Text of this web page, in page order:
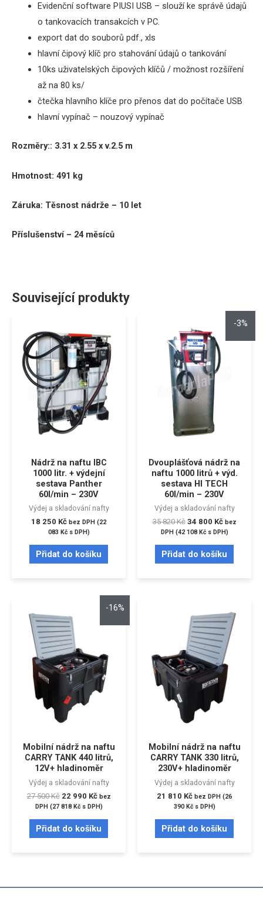
Evidenční software PIUSI USB – slouží ke správě údajů
o tankovacích transakcích v PC.
export dat do souborů pdf., xls
hlavní čipový klíč pro stahování údajů o tankování
10ks uživatelských čipových klíčů / možnost rozšíření
až na 80 ks/
čtečka hlavního klíče pro přenos dat do počítače USB
hlavní vypínač – nouzový vypínač
Rozměry:: 3.31 x 2.55 x v.2.5 m
Hmotnost: 491 kg
Záruka: Těsnost nádrže – 10 let
Příslušenství – 24 měsíců
Související produkty
Nádrž na naftu IBC
1000 litr. + výdejní
sestava Panther
60l/min – 230V
Výdej a skladování nafty
18 250 Kč bez DPH (22
083 Kčs DPH)
Přidat do košíku
-3%
Dvouplášťová nádrž na
naftu 1000 litrů + výd.
sestava HI TECH
60l/min – 230V
Výdej a skladování nafty
35 820Kč 34 800 Kč bez
DPH (42 108 Kčs DPH)
Přidat do košíku
-16%
Mobilní nádrž na naftu
CARRY TANK 440 litrů,
12V+ hladinoměr
Výdej a skladování nafty
27 500Kč 22 990 Kč bez
DPH (27 818 Kčs DPH)
Přidat do košíku
Mobilní nádrž na naftu
CARRY TANK 330 litrů,
230V+ hladinoměr
Výdej a skladování nafty
21 810 Kč bez DPH (26
390Kčs DPH)
Přidat do košíku